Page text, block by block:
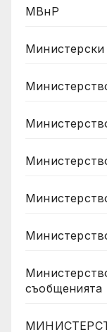
МВнР
Министерски
съобщенията